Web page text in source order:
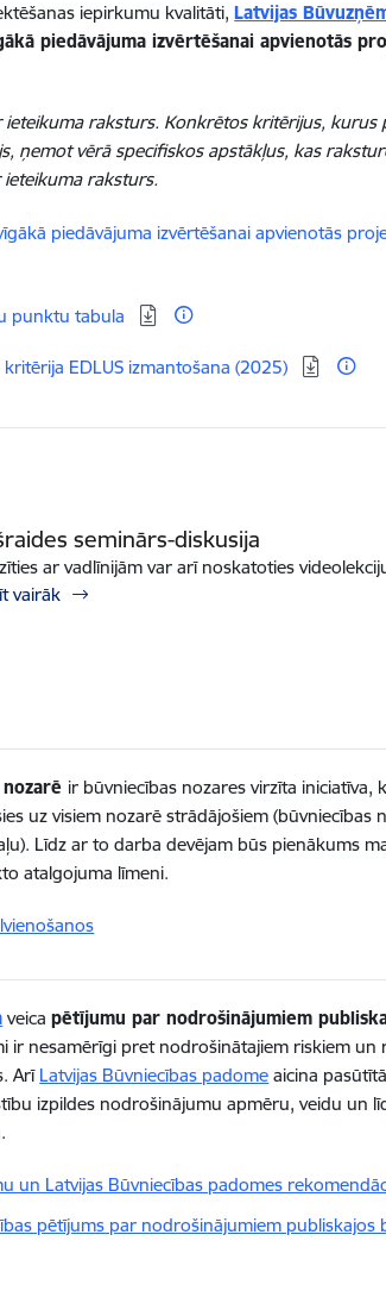
iepirkumu kvalitāti,Latvijas
piedāvājuma izvērtēšanai apvienotās
ieteikuma raksturs. Konkrētos kritērijus,
ņemot vērā specifiskos apstākļus, kas
raksturs.
piedāvājuma izvērtēšanai apvienotās
punktu tabula
EDLUS izmantošana (2025)
seminārs-diskusija
ar vadlīnijām var arī noskatoties
vairāk
ir būvniecības nozares virzīta iniciatīva,
uz visiem nozarē strādājošiem (būvniecības
Līdz ar to darba devējam būs pienākums
atalgojuma līmeni.
veicapētījumu par nodrošinājumiem
ir nesamērīgi pret nodrošinātajiem riskiem un
Arī Latvijas Būvniecības padome aicina
izpildes nodrošinājumu apmēru, veidu un
un Latvijas Būvniecības padomes
pētījums par nodrošinājumiem publiskajos